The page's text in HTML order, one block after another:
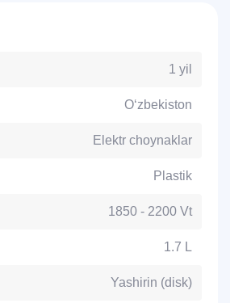
1 yil
O‘zbekiston
Elektr choynaklar
Plastik
1850 - 2200 Vt
1.7 L
Yashirin (disk)